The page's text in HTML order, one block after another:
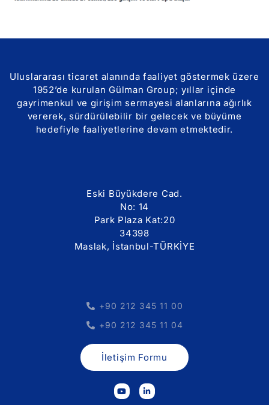
Uluslararası ticaret alanında faaliyet göstermek üzere
1952’de kurulan Gülman Group; yıllar içinde
gayrimenkul ve girişim sermayesi alanlarına ağırlık
vererek, sürdürülebilir bir gelecek ve büyüme
hedefiyle faaliyetlerine devam etmektedir.
Eski Büyükdere Cad.
No: 14
Park Plaza Kat:20
34398
Maslak, İstanbul-TÜRKİYE
+90 212 345 11 00
+90 212 345 11 04
İletişim Formu